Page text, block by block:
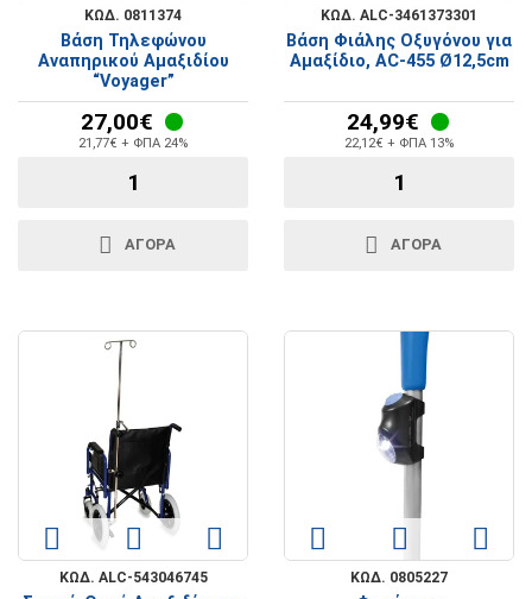
ΚΩΔ. 0811374
Βάση Τηλεφώνου
Αναπηρικού Αμαξιδίου
“Voyager”
27,00€
21,77€ + ΦΠΑ 24%
ΑΓΟΡΑ
ΚΩΔ. ALC-3461373301
Βάση Φιάλης Οξυγόνου για
Αμαξίδιο, AC-455 Ø12,5cm
24,99€
22,12€ + ΦΠΑ 13%
ΑΓΟΡΑ
ΚΩΔ. ALC-543046745 ΚΩΔ. 0805227